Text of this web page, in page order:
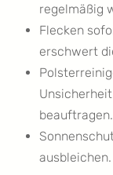
regelmäßig
Flecken
erschwert
beauftragen.
ausbleichen.